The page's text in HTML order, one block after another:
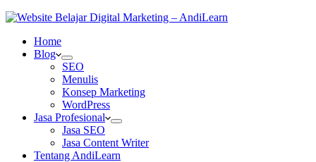
Home
Blog
SEO
Menulis
Konsep Marketing
WordPress
Jasa Profesional
Jasa SEO
Jasa Content Writer
Tentang AndiLearn